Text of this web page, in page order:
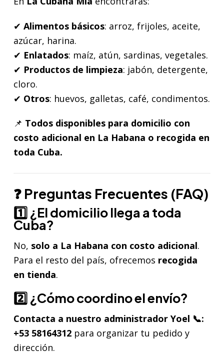
✔ Alimentos básicos: arroz, frijoles, aceite,
azúcar, harina.
✔ Enlatados: maíz, atún, sardinas, vegetales.
✔ Productos de limpieza: jabón, detergente,
cloro.
✔ Otros: huevos, galletas, café, condimentos.
📌 Todos disponibles para domicilio con
costo adicional en La Habana o recogida en
toda Cuba.
❓ Preguntas Frecuentes (FAQ)
1️⃣ ¿El domicilio llega a toda
Cuba?
No, solo a La Habana con costo adicional.
Para el resto del país, ofrecemos recogida
en tienda.
2️⃣ ¿Cómo coordino el envío?
Contacta a nuestro administrador Yoel 📞:
+53 58164312 para organizar tu pedido y
dirección.